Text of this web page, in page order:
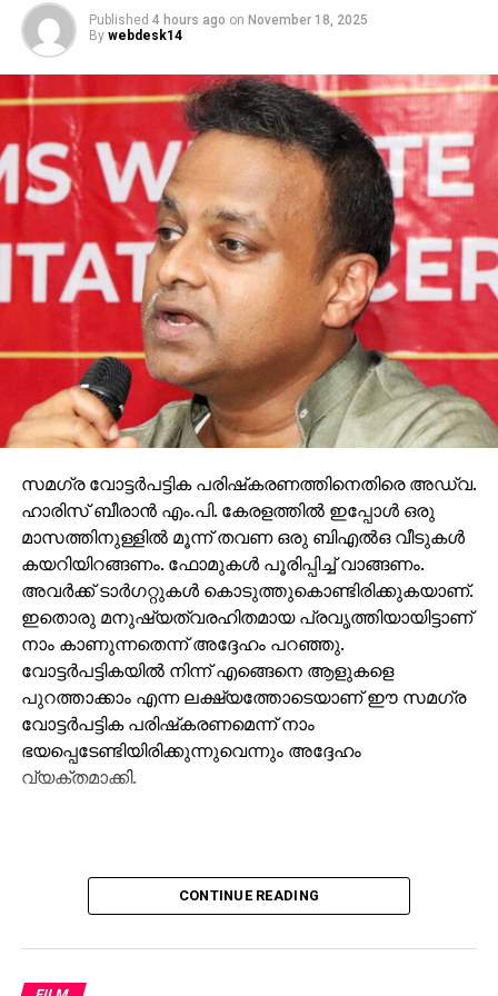
RELATED TOPICS:
Published 4 hours ago on November 18, 2025
By webdesk14
സമഗ്ര വോട്ടര്‍പട്ടിക പരിഷ്‌കരണത്തിനെതിരെ അഡ്വ.
ഹാരിസ് ബീരാന്‍ എം.പി. കേരളത്തില്‍ ഇപ്പോള്‍ ഒരു
മാസത്തിനുള്ളില്‍ മൂന്ന് തവണ ഒരു ബിഎല്‍ഒ വീടുകള്‍
കയറിയിറങ്ങണം. ഫോമുകള്‍ പൂരിപ്പിച്ച് വാങ്ങണം.
അവര്‍ക്ക് ടാര്‍ഗറ്റുകള്‍ കൊടുത്തുകൊണ്ടിരിക്കുകയാണ്.
ഇതൊരു മനുഷ്യത്വരഹിതമായ പ്രവൃത്തിയായിട്ടാണ്
നാം കാണുന്നതെന്ന് അദ്ദേഹം പറഞ്ഞു.
വോട്ടര്‍പട്ടികയില്‍ നിന്ന് എങ്ങെനെ ആളുകളെ
പുറത്താക്കാം എന്ന ലക്ഷ്യത്തോടെയാണ് ഈ സമഗ്ര
വോട്ടര്‍പട്ടിക പരിഷ്‌കരണമെന്ന് നാം
ഭയപ്പെടേണ്ടിയിരിക്കുന്നുവെന്നും അദ്ദേഹം
വ്യക്തമാക്കി.
CONTINUE READING